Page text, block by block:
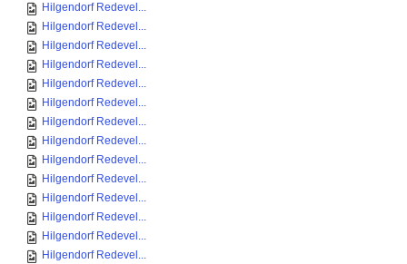
Hilgendorf Redevel...
Hilgendorf Redevel...
Hilgendorf Redevel...
Hilgendorf Redevel...
Hilgendorf Redevel...
Hilgendorf Redevel...
Hilgendorf Redevel...
Hilgendorf Redevel...
Hilgendorf Redevel...
Hilgendorf Redevel...
Hilgendorf Redevel...
Hilgendorf Redevel...
Hilgendorf Redevel...
Hilgendorf Redevel...